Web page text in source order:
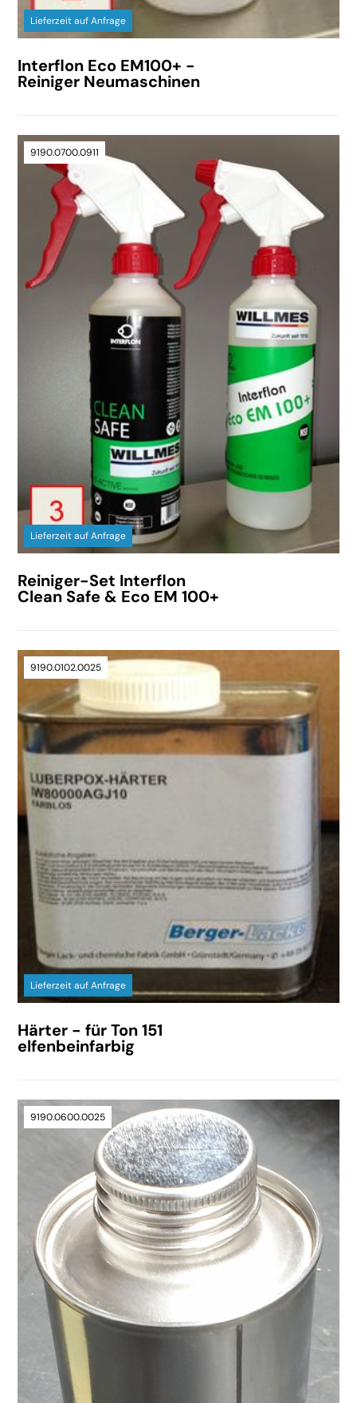
Lieferzeit auf Anfrage
Interflon Eco EM100+ -
Reiniger Neumaschinen
9190.0700.0911
Lieferzeit auf Anfrage
Reiniger-Set Interflon
Clean Safe & Eco EM 100+
9190.0102.0025
Lieferzeit auf Anfrage
Härter - für Ton 151
elfenbeinfarbig
9190.0600.0025